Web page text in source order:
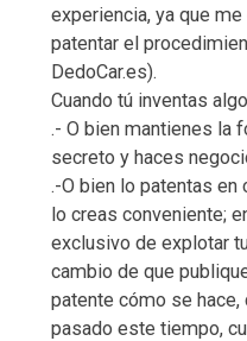
experiencia, ya que
patentar el
DedoCar.es).
Cuando tú inventas
.- O bien mantienes la
secreto y haces
.-O bien lo patentas
lo creas conveniente;
exclusivo de explotar
cambio de que
patente cómo se
pasado este tiempo,